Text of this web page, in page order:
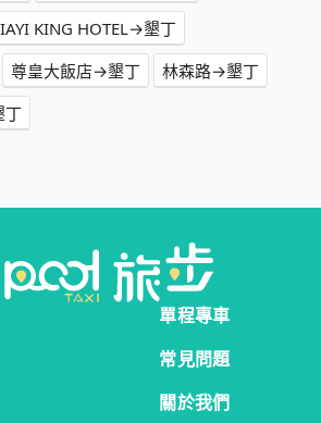
KING HOTEL→墾丁
尊皇大飯店→墾丁
林森路→墾丁
丁
單程專車
常見問題
關於我們